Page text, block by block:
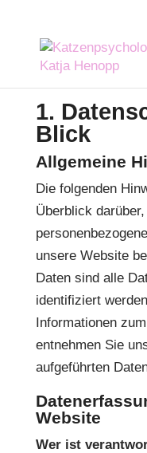
1.
Blick
Allgemeine
Die folgenden
Überblick
unsere Website
Daten sind alle
identifiziert
Informationen
entnehmen Sie
aufgeführten
Website
Wer ist